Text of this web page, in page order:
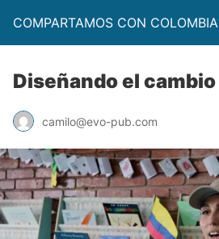
COMPARTAMOS CON COLOMBIA
Diseñando el cambio
camilo@evo-pub.com